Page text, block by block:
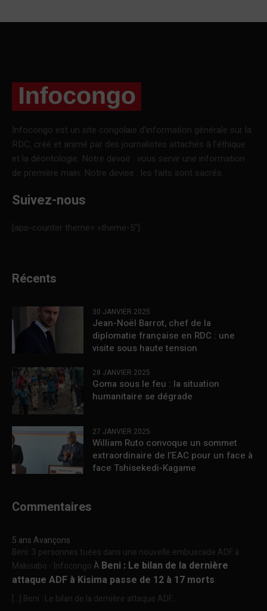
Infocongo est un site congolais d’information générale sur la
RDC, créé et animé par des journalistes attachés à l’éthique
et la déontologie. Notre devoir : vous servir une information
de première main. Notre devise : les faits sont sacrés.
Suivez-nous
[aps-counter theme= »theme-5″]
Récents
30 JANVIER 2025
Jean-Noël Barrot, chef de la
diplomatie française en RDC : une
visite sous haute tension
28 JANVIER 2025
Goma sous le feu : la situation
humanitaire se dégrade
27 JANVIER 2025
William Ruto convoque un sommet
extraordinaire de l’EAC pour un face à
face Tshisekedi-Kagame
Commentaires
5 ans Avançons
Beni :3 personnes tuées dans une nouvelle embuscade ADF à
Makisabo - InfocongoÀ Beni : Le bilan de la dernière
attaque ADF à Kisima passe de 12 à 17 morts
[…] Beni : Le bilan de la dernière attaque ADF...